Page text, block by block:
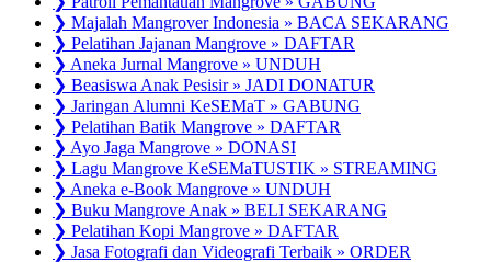
❯ Majalah Mangrover Indonesia » BACA SEKARANG
❯ Pelatihan Jajanan Mangrove » DAFTAR
❯ Aneka Jurnal Mangrove » UNDUH
❯ Beasiswa Anak Pesisir » JADI DONATUR
❯ Jaringan Alumni KeSEMaT » GABUNG
❯ Pelatihan Batik Mangrove » DAFTAR
❯ Ayo Jaga Mangrove » DONASI
❯ Lagu Mangrove KeSEMaTUSTIK » STREAMING
❯ Aneka e-Book Mangrove » UNDUH
❯ Buku Mangrove Anak » BELI SEKARANG
❯ Pelatihan Kopi Mangrove » DAFTAR
❯ Jasa Fotografi dan Videografi Terbaik » ORDER